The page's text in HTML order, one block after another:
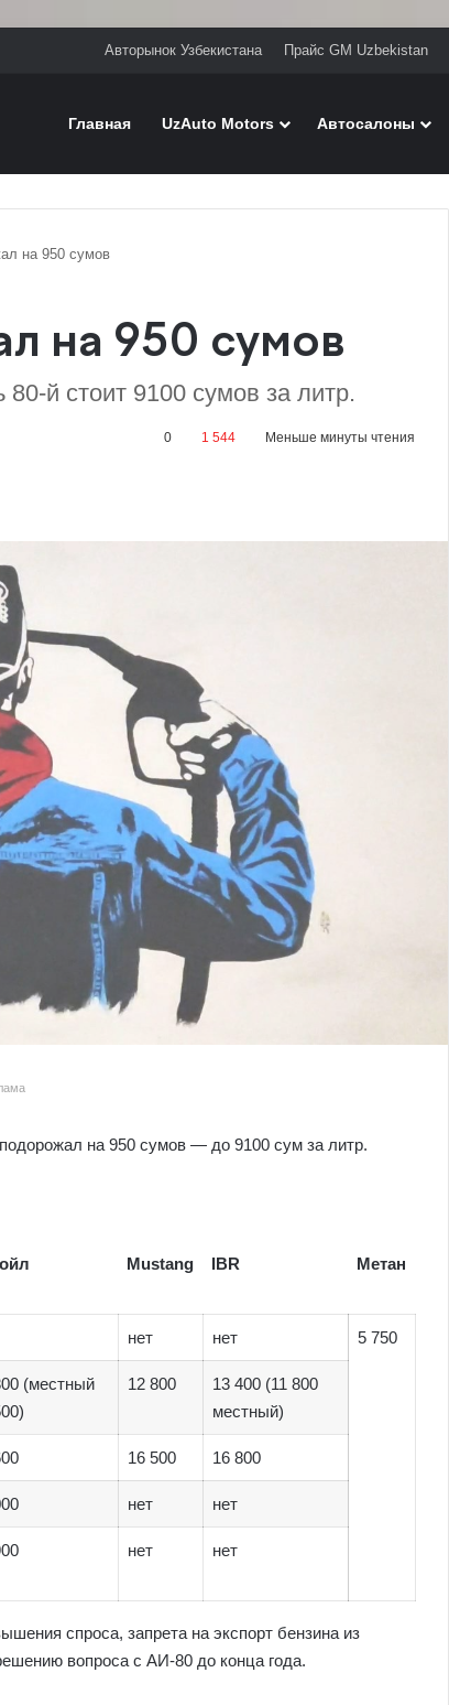
Авторынок Узбекистана Прайс GM Uzbekistan
Главная UzAuto Motors Автосалоны
на 950 сумов
на 950 сумов
й стоит 9100 сумов за литр.
0 1 544 Меньше минуты чтения
на 950 сумов — до 9100 сум за литр.
Mustang IBR Метан
нет нет 5 750
(местный
12 800
13 400 (11 800
местный)
16 500 16 800
нет нет
нет нет
спроса, запрета на экспорт бензина из
вопроса с АИ-80 до конца года.